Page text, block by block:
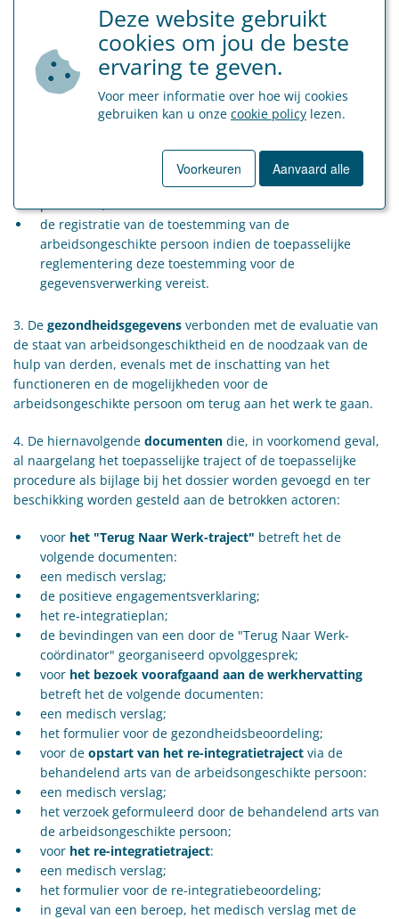
de datum van ontvangst van de aanvraag tot opstart van
het desbetreffende type van traject of procedure;
de begin- en einddatum van het desbetreffende type van
traject of procedure;
het type van traject of procedure, met in geval van een
re-integratietraject bedoeld in afdeling 2 van boek I, titel
4, hoofdstuk VI, van de codex, de beslissing bedoeld in
artikel I.4-73, § 4, van de codex;
de status van het desbetreffende type van traject of
procedure;
de registratie van de toestemming van de
arbeidsongeschikte persoon indien de toepasselijke
reglementering deze toestemming voor de
gegevensverwerking vereist.
3. De gezondheidsgegevens verbonden met de evaluatie van
de staat van arbeidsongeschiktheid en de noodzaak van de
hulp van derden, evenals met de inschatting van het
functioneren en de mogelijkheden voor de
arbeidsongeschikte persoon om terug aan het werk te gaan.
4. De hiernavolgende documenten die, in voorkomend geval,
al naargelang het toepasselijke traject of de toepasselijke
procedure als bijlage bij het dossier worden gevoegd en ter
beschikking worden gesteld aan de betrokken actoren:
voor het "Terug Naar Werk-traject" betreft het de
volgende documenten:
een medisch verslag;
de positieve engagementsverklaring;
het re-integratieplan;
de bevindingen van een door de "Terug Naar Werk-
coördinator" georganiseerd opvolggesprek;
voor het bezoek voorafgaand aan de werkhervatting
betreft het de volgende documenten:
een medisch verslag;
het formulier voor de gezondheidsbeoordeling;
voor de opstart van het re-integratietraject via de
behandelend arts van de arbeidsongeschikte persoon:
een medisch verslag;
het verzoek geformuleerd door de behandelend arts van
de arbeidsongeschikte persoon;
voor het re-integratietraject:
een medisch verslag;
het formulier voor de re-integratiebeoordeling;
in geval van een beroep, het medisch verslag met de
Deze website gebruikt
cookies om jou de beste
ervaring te geven.
Voor meer informatie over hoe wij cookies
gebruiken kan u onze cookie policy lezen.
Voorkeuren Aanvaard alle